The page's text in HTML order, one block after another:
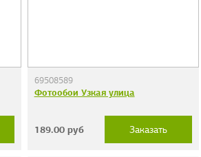
69508589
Фотообои Узкая улица
189.00руб Заказать